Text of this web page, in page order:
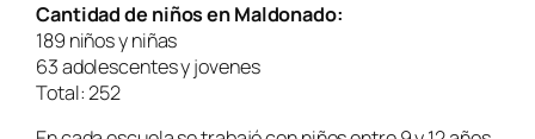
Cantidad de niños en Maldonado:
189 niños y niñas
63 adolescentes y jovenes
Total: 252